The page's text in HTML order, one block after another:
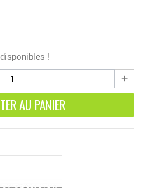
!
+
AU PANIER